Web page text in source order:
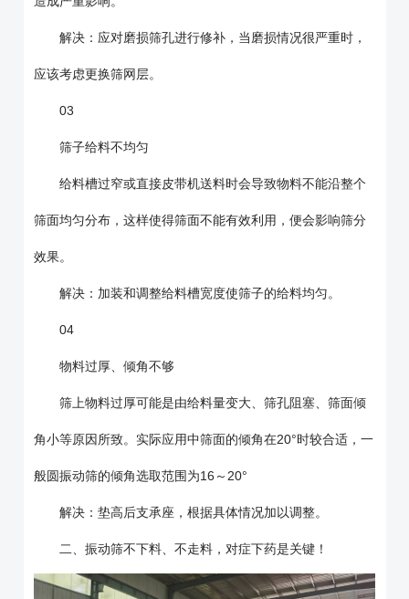
解决：应对磨损筛孔进行修补，当磨损情况很严重时，
应该考虑更换筛网层。
03
筛子给料不均匀
给料槽过窄或直接皮带机送料时会导致物料不能沿整个
筛面均匀分布，这样使得筛面不能有效利用，便会影响筛分
效果。
解决：加装和调整给料槽宽度使筛子的给料均匀。
04
物料过厚、倾角不够
筛上物料过厚可能是由给料量变大、筛孔阻塞、筛面倾
角小等原因所致。实际应用中筛面的倾角在20°时较合适，一
般圆振动筛的倾角选取范围为16～20°
解决：垫高后支承座，根据具体情况加以调整。
二、振动筛不下料、不走料，对症下药是关键！